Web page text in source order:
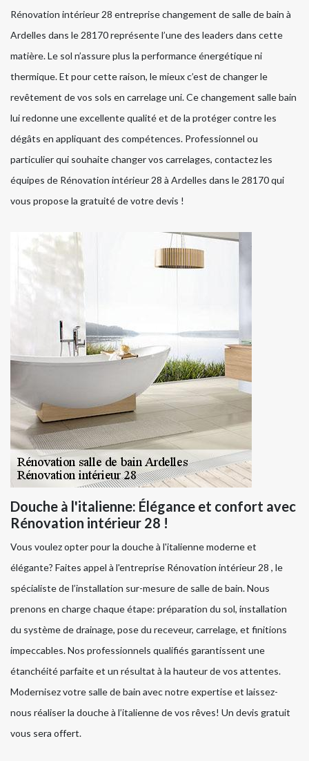
Rénovation intérieur 28 entreprise changement de salle de bain à
Ardelles dans le 28170 représente l’une des leaders dans cette
matière. Le sol n’assure plus la performance énergétique ni
thermique. Et pour cette raison, le mieux c’est de changer le
revêtement de vos sols en carrelage uni. Ce changement salle bain
lui redonne une excellente qualité et de la protéger contre les
dégâts en appliquant des compétences. Professionnel ou
particulier qui souhaite changer vos carrelages, contactez les
équipes de Rénovation intérieur 28 à Ardelles dans le 28170 qui
vous propose la gratuité de votre devis !
Douche à l'italienne: Élégance et confort avec
Rénovation intérieur 28 !
Vous voulez opter pour la douche à l'italienne moderne et
élégante? Faites appel à l'entreprise Rénovation intérieur 28 , le
spécialiste de l’installation sur-mesure de salle de bain. Nous
prenons en charge chaque étape: préparation du sol, installation
du système de drainage, pose du receveur, carrelage, et finitions
impeccables. Nos professionnels qualifiés garantissent une
étanchéité parfaite et un résultat à la hauteur de vos attentes.
Modernisez votre salle de bain avec notre expertise et laissez-
nous réaliser la douche à l’italienne de vos rêves! Un devis gratuit
vous sera offert.